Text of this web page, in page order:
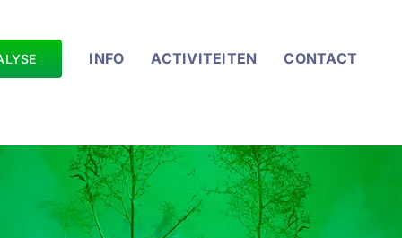
INFO ACTIVITEITEN CONTACT